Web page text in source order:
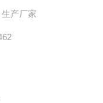
生产厂家